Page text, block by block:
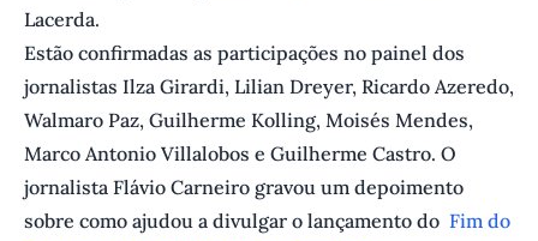
Lacerda.
Estão confirmadas as participações no painel dos
jornalistas Ilza Girardi, Lilian Dreyer, Ricardo Azeredo,
Walmaro Paz, Guilherme Kolling, Moisés Mendes,
Marco Antonio Villalobos e Guilherme Castro. O
jornalista Flávio Carneiro gravou um depoimento
sobre como ajudou a divulgar o lançamento do Fim do